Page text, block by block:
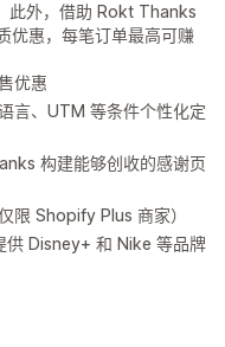
此外，借助 Rokt Thanks
优惠，每笔订单最高可赚
优惠
言、UTM 等条件个性化定
构建能够创收的感谢页
限 Shopify Plus 商家）
Disney+ 和 Nike 等品牌